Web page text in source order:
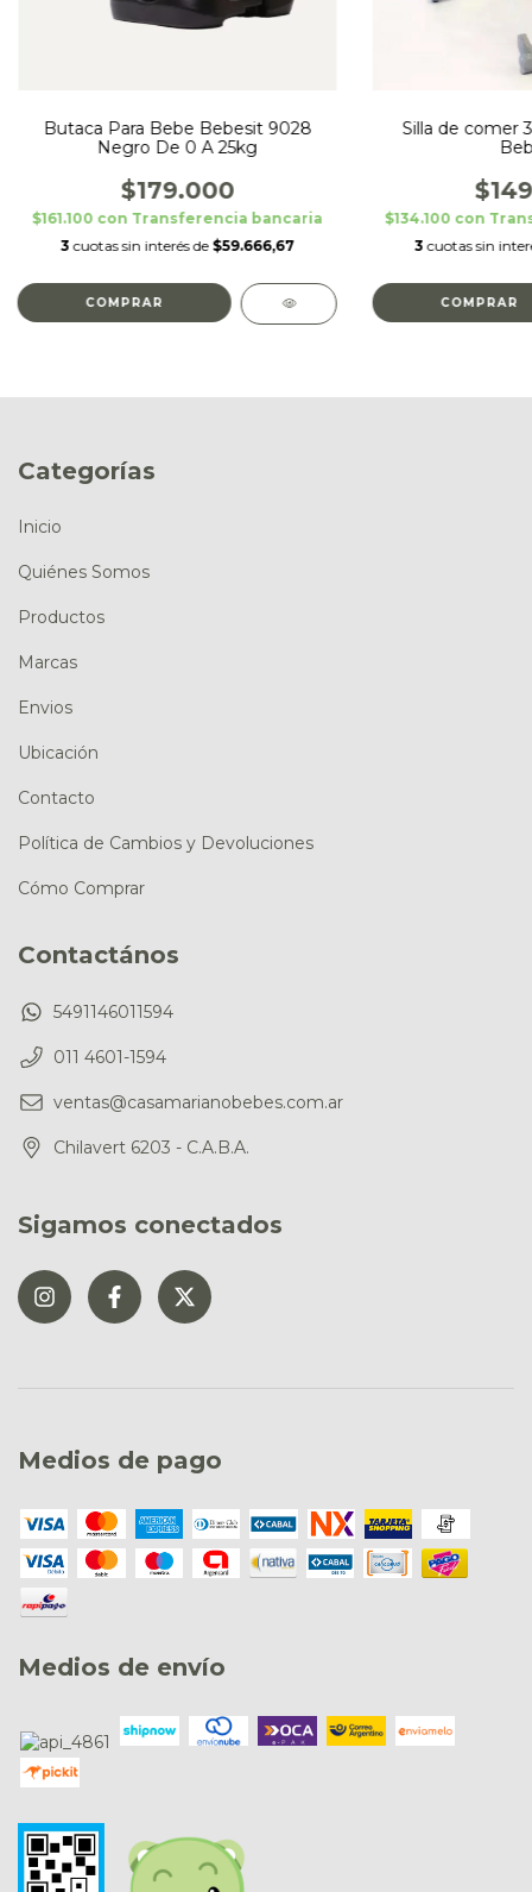
Butaca Para Bebe Bebesit 9028
Negro De 0 A 25kg
$179.000
$161.100 con Transferencia bancaria
3 cuotas sin interés de $59.666,67
Silla de comer
$134.100 con
3 cuotas sin
COMPRAR
Categorías
Inicio
Quiénes Somos
Productos
Marcas
Envios
Ubicación
Contacto
Política de Cambios y Devoluciones
Cómo Comprar
Contactános
5491146011594
011 4601-1594
ventas@casamarianobebes.com.ar
Chilavert 6203 - C.A.B.A.
Sigamos conectados
Medios de pago
Medios de envío